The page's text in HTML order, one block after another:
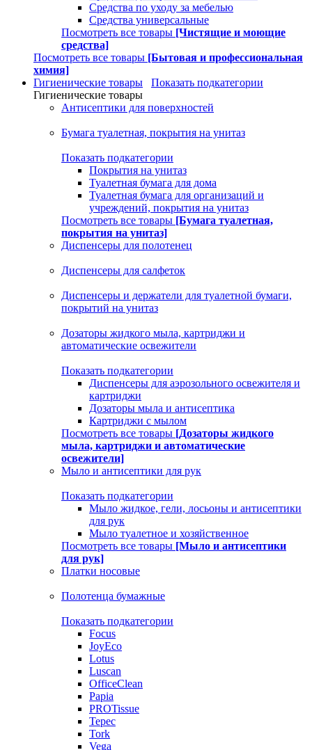
Средства по уходу за мебелью
Средства универсальные
Посмотреть все товары [Чистящие и моющие
средства]
Посмотреть все товары [Бытовая и профессиональная
химия]
Гигиенические товары
Показать подкатегории
Гигиенические товары
Антисептики для поверхностей
Бумага туалетная, покрытия на унитаз
Показать подкатегории
Покрытия на унитаз
Туалетная бумага для дома
Туалетная бумага для организаций и
учреждений, покрытия на унитаз
Посмотреть все товары [Бумага туалетная,
покрытия на унитаз]
Диспенсеры для полотенец
Диспенсеры для салфеток
Диспенсеры и держатели для туалетной бумаги,
покрытий на унитаз
Дозаторы жидкого мыла, картриджи и
автоматические освежители
Показать подкатегории
Диспенсеры для аэрозольного освежителя и
картриджи
Дозаторы мыла и антисептика
Картриджи с мылом
Посмотреть все товары [Дозаторы жидкого
мыла, картриджи и автоматические
освежители]
Мыло и антисептики для рук
Показать подкатегории
Мыло жидкое, гели, лосьоны и антисептики
для рук
Мыло туалетное и хозяйственное
Посмотреть все товары [Мыло и антисептики
для рук]
Платки носовые
Полотенца бумажные
Показать подкатегории
Focus
JoyEco
Lotus
Luscan
OfficeClean
Papia
PROTissue
Tepec
Tork
Vega